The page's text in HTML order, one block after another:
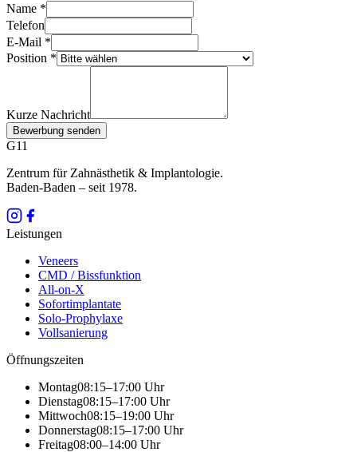
Name *
Telefon
E-Mail *
Position *
Kurze Nachricht
Bewerbung senden
G11
Zentrum für Zahnästhetik & Implantologie.
Baden-Baden – seit 1978.
Leistungen
Veneers
CMD / Bissfunktion
All-on-X
Sofortimplantate
Solo-Prophylaxe
Vollsanierung
Öffnungszeiten
Montag08:15–17:00 Uhr
Dienstag08:15–17:00 Uhr
Mittwoch08:15–19:00 Uhr
Donnerstag08:15–17:00 Uhr
Freitag08:00–14:00 Uhr